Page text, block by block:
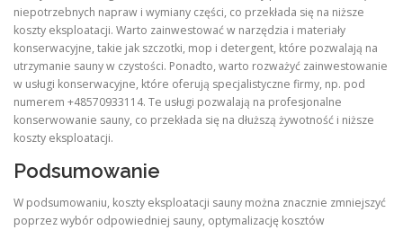
niepotrzebnych napraw i wymiany części, co przekłada się na niższe
koszty eksploatacji. Warto zainwestować w narzędzia i materiały
konserwacyjne, takie jak szczotki, mop i detergent, które pozwalają na
utrzymanie sauny w czystości. Ponadto, warto rozważyć zainwestowanie
w usługi konserwacyjne, które oferują specjalistyczne firmy, np. pod
numerem +48570933114. Te usługi pozwalają na profesjonalne
konserwowanie sauny, co przekłada się na dłuższą żywotność i niższe
koszty eksploatacji.
Podsumowanie
W podsumowaniu, koszty eksploatacji sauny można znacznie zmniejszyć
poprzez wybór odpowiedniej sauny, optymalizację kosztów